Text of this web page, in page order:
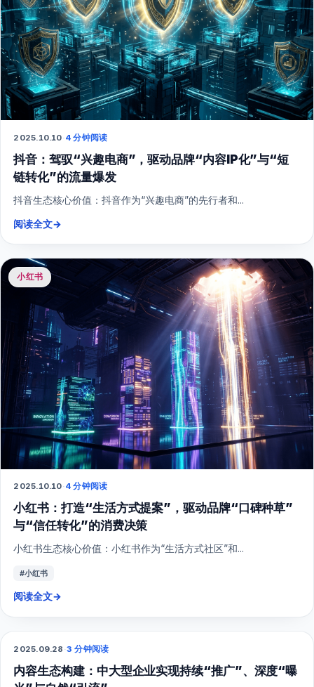
2025.10.10·4 分钟阅读
抖音：驾驭“兴趣电商”，驱动品牌“内容IP化”与“短
链转化”的流量爆发
抖音生态核心价值：抖音作为“兴趣电商”的先行者和...
阅读全文→
小红书
2025.10.10·4 分钟阅读
小红书：打造“生活方式提案”，驱动品牌“口碑种草”
与“信任转化”的消费决策
小红书生态核心价值：小红书作为“生活方式社区”和...
#小红书
阅读全文→
综合营销